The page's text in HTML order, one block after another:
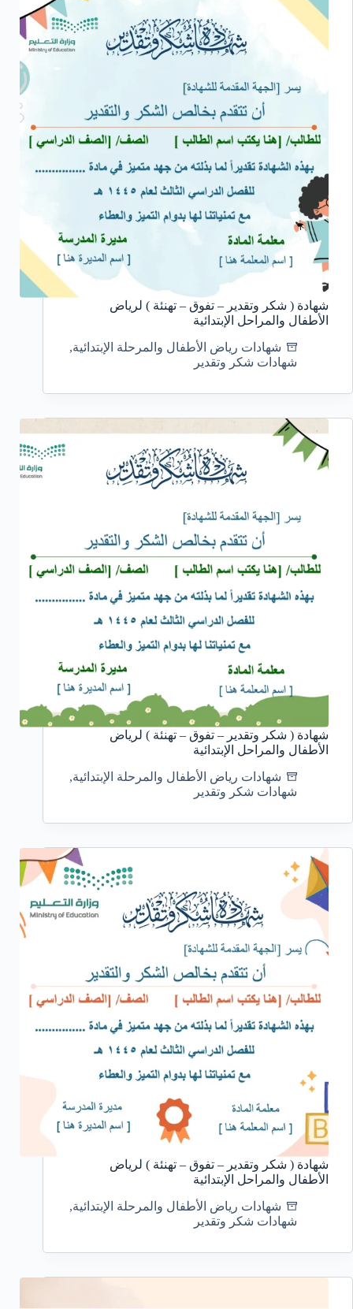
شهادة ( شكر وتقدير – تفوق – تهنئة ) لرياض
الأطفال والمراحل الإبتدائية
شهادات رياض الأطفال والمرحلة الإبتدائية,
شهادات شكر وتقدير
شهادة ( شكر وتقدير – تفوق – تهنئة ) لرياض
الأطفال والمراحل الإبتدائية
شهادات رياض الأطفال والمرحلة الإبتدائية,
شهادات شكر وتقدير
شهادة ( شكر وتقدير – تفوق – تهنئة ) لرياض
الأطفال والمراحل الإبتدائية
شهادات رياض الأطفال والمرحلة الإبتدائية,
شهادات شكر وتقدير